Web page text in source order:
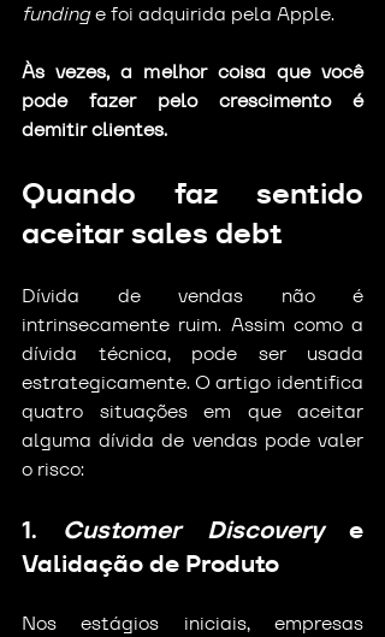
funding e foi adquirida pela Apple.
Às vezes, a melhor coisa que você
pode fazer pelo crescimento é
demitir clientes.
Quando faz sentido
aceitar sales debt
Dívida de vendas não é
intrinsecamente ruim. Assim como a
dívida técnica, pode ser usada
estrategicamente. O artigo identifica
quatro situações em que aceitar
alguma dívida de vendas pode valer
o risco:
1. Customer Discovery e
Validação de Produto
Nos estágios iniciais, empresas